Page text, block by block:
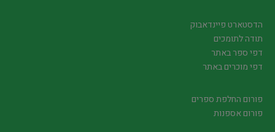
הדסטארט פיינדאבוק
תודה לתומכים
דפי ספר באתר
דפי מוכרים באתר
פורום החלפת ספרים
פורום אספנות